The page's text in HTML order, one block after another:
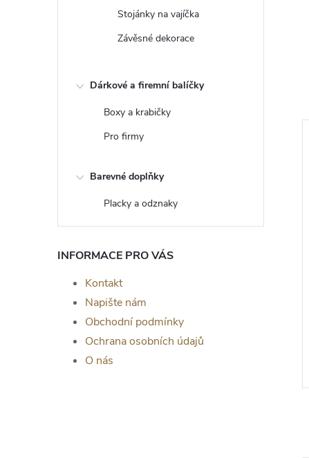
Stojánky na vajíčka
Závěsné dekorace
Dárkové a firemní balíčky
Boxy a krabičky
Pro firmy
Barevné doplňky
Placky a odznaky
INFORMACE PRO VÁS
Kontakt
Napište nám
Obchodní podmínky
Ochrana osobních údajů
O nás
Dřevěná dekorace na zeď,
Srdce s věnováním
129 Kč